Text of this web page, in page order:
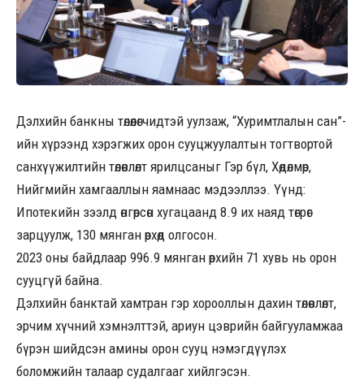
Дэлхийн банкны төлөөлөгчидтэй уулзаж, “Хуримтлалын сан”-
ийн хүрээнд хэрэгжих орон сууцжуулалтын тогтвортой
санхүүжилтийн төлөвлөлт ярилцсаныг Гэр бүл, Хөдөлмөр,
Нийгмийн хамгааллын яамнаас мэдээллээ. Үүнд:
Ипотекийн зээлд өнгөрсөн хугацаанд 8.9 их наяд төгрөг
зарцуулж, 130 мянган өрхөд олгосон.
2023 оны байдлаар 996.9 мянган өрхийн 71 хувь нь орон
сууцгүй байна.
Дэлхийн банктай хамтран гэр хорооллын дахин төлөвлөлт,
эрчим хүчний хэмнэлттэй, ариун цэврийн байгууламжаа
бүрэн шийдсэн амины орон сууц нэмэгдүүлэх
боломжийн талаар судалгааг хийлгэсэн.